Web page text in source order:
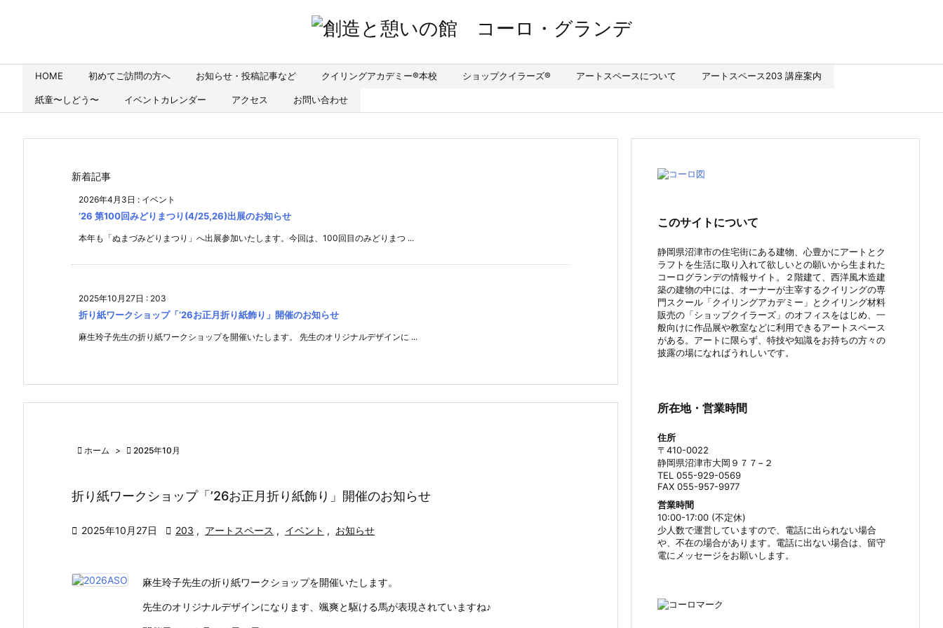
HOME 初めてご訪問の方へ お知らせ・投稿記事など クイリングアカデミー®︎本校 ショップクイラーズ®︎ アートスペースについて アートスペース203 講座案内
紙童〜しどう〜 イベントカレンダー アクセス お問い合わせ
新着記事
2026年4月3日 : イベント
’26 第100回みどりまつり(4/25,26)出展のお知らせ
本年も「ぬまづみどりまつり」へ出展参加いたします。今回は、100回目のみどりまつ ...
2025年10月27日 : 203
折り紙ワークショップ「’26お正月折り紙飾り」開催のお知らせ
麻生玲子先生の折り紙ワークショップを開催いたします。 先生のオリジナルデザインに ...
 ホーム >  2025年10月
折り紙ワークショップ「’26お正月折り紙飾り」開催のお知らせ
 2025年10月27日  203 , アートスペース , イベント , お知らせ
麻生玲子先生の折り紙ワークショップを開催いたします。
先生のオリジナルデザインになります、颯爽と駆ける馬が表現されていますね♪
このサイトについて
静岡県沼津市の住宅街にある建物、心豊かにアートとク
ラフトを生活に取り入れて欲しいとの願いから生まれた
コーログランデの情報サイト。２階建て、西洋風木造建
築の建物の中には、オーナーが主宰するクイリングの専
門スクール「クイリングアカデミー」とクイリング材料
販売の「ショップクイラーズ」のオフィスをはじめ、一
般向けに作品展や教室などに利用できるアートスペース
がある。アートに限らず、特技や知識をお持ちの方々の
披露の場になればうれしいです。
所在地・営業時間
住所
〒410-0022
静岡県沼津市大岡９７７−２
TEL 055-929-0569
FAX 055-957-9977
営業時間
10:00-17:00 (不定休)
少人数で運営していますので、電話に出られない場合
や、不在の場合があります。電話に出ない場合は、留守
電にメッセージをお願いします。